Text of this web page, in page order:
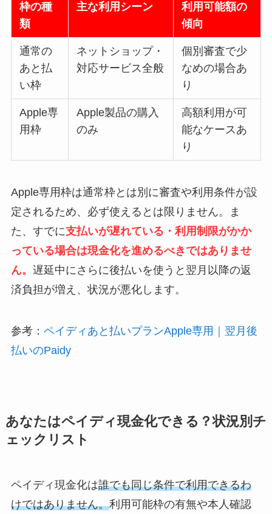
枠の種
類
主な利用シーン
利用可能額の
傾向
通常の
あと払
い枠
ネットショップ・
対応サービス全般
個別審査で少
なめの場合あ
り
Apple専
用枠
Apple製品の購入
のみ
高額利用が可
能なケースあ
り
Apple専用枠は通常枠とは別に審査や利用条件が設
定されるため、必ず使えるとは限りません。ま
た、すでに支払いが遅れている・利用制限がかか
っている場合は現金化を進めるべきではありませ
ん。 遅延中にさらに後払いを使うと翌月以降の返
済負担が増え、状況が悪化します。
参考： ペイディあと払いプランApple専用｜翌月後
払いのPaidy
あなたはペイディ現金化できる？状況別チ
ェックリスト
ペイディ現金化は誰でも同じ条件で利用できるわ
けではありません。利用可能枠の有無や本人確認